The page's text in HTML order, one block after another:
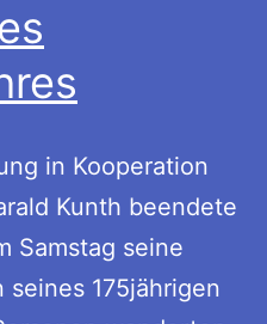
in Kooperation
Kunth beendete
Samstag seine
175jährigen